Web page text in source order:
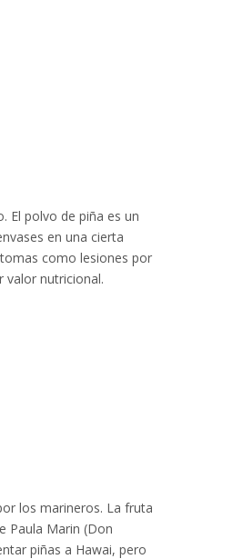
El polvo de piña es un
en una cierta
como lesiones por
valor nutricional.
los marineros. La fruta
Paula Marin (Don
piñas a Hawai, pero